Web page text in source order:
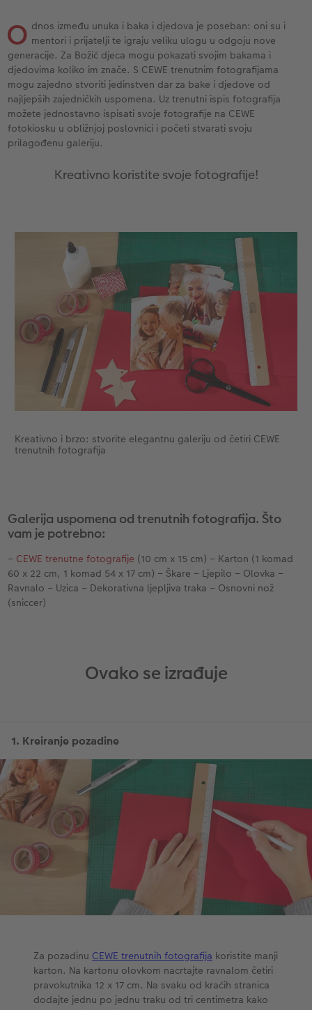
CEWE FOTOKNJIGA Kids
Art Collection
Dodaci
Dimenzije fotografije
Premium poster
Art fotografije
Izrada standard fotografija
Kutije za pohranu fotografija
Fotonaljepnica
CEWE TRENUTNI ISPIS FOTOGRAFIJA
Trenutna izrada naljepnica
Dodaci
Galerijska fotografija
Fotografija na Forexu
Ploča dobrodošlice za vjenčanje
Letvica za poster
Hexxas
Višedijelne zidne dekoracije
Foto kolaži
Foto vrpca
XXL Retro fotografija
Dodaci
Svijet kućnih ljubimaca
Školski i pisaći pribori
Poklon fotokutije
Tekstili
Umjetničke fotografije
CEWE FOTOKNJIGA Kids
Ideje za poklone za najmilije
Putovanje
Vjenčanje
Matura
O dnos između unuka i baka i djedova je poseban: oni su i
mentori i prijatelji te igraju veliku ulogu u odgoju nove
generacije. Za Božić djeca mogu pokazati svojim bakama i
djedovima koliko im znače. S CEWE trenutnim fotografijama
mogu zajedno stvoriti jedinstven dar za bake i djedove od
najljepših zajedničkih uspomena. Uz trenutni ispis fotografija
možete jednostavno ispisati svoje fotografije na CEWE
fotokiosku u obližnjoj poslovnici i početi stvarati svoju
prilagođenu galeriju.
Kreativno koristite svoje fotografije!
Kreativno i brzo: stvorite elegantnu galeriju od četiri CEWE
trenutnih fotografija
Galerija uspomena od trenutnih fotografija. Što
vam je potrebno:
– CEWE trenutne fotografije (10 cm x 15 cm) – Karton (1 komad
60 x 22 cm, 1 komad 54 x 17 cm) – Škare – Ljepilo – Olovka –
Ravnalo – Uzica – Dekorativna ljepljiva traka – Osnovni nož
(sniccer)
Ovako se izrađuje